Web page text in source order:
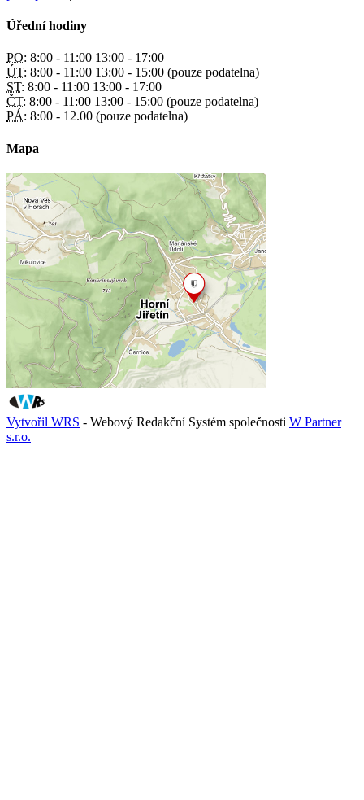
Úřední hodiny
PO: 8:00 - 11:00 13:00 - 17:00
ÚT: 8:00 - 11:00 13:00 - 15:00 (pouze podatelna)
ST: 8:00 - 11:00 13:00 - 17:00
ČT: 8:00 - 11:00 13:00 - 15:00 (pouze podatelna)
PÁ: 8:00 - 12.00 (pouze podatelna)
Mapa
Vytvořil WRS - Webový Redakční Systém společnosti W Partner
s.r.o.